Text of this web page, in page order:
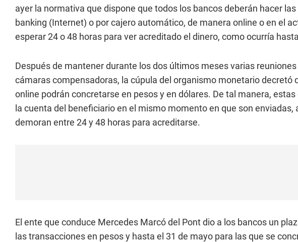
ayer la normativa que dispone que todos los bancos deberán hacer
banking (Internet) o por cajero automático, de manera online o en el
esperar 24 o 48 horas para ver acreditado el dinero, como ocurría
Después de mantener durante los dos últimos meses varias
cámaras compensadoras, la cúpula del organismo monetario decretó
online podrán concretarse en pesos y en dólares. De tal manera,
la cuenta del beneficiario en el mismo momento en que son
demoran entre 24 y 48 horas para acreditarse.
El ente que conduce Mercedes Marcó del Pont dio a los bancos un
las transacciones en pesos y hasta el 31 de mayo para las que se